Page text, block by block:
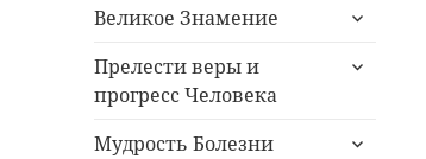
Великое Знамение
раскрыть
меню
Прелести веры и
прогресс Человека
раскрыть
Мудрость Болезни
раскрыть